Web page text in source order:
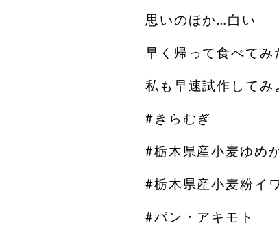
思いのほか…白い️
早く帰って食べてみ
私も早速試作してみ
#きらむぎ
#栃木県産小麦ゆめ
#栃木県産小麦粉イ
#パン・アキモト